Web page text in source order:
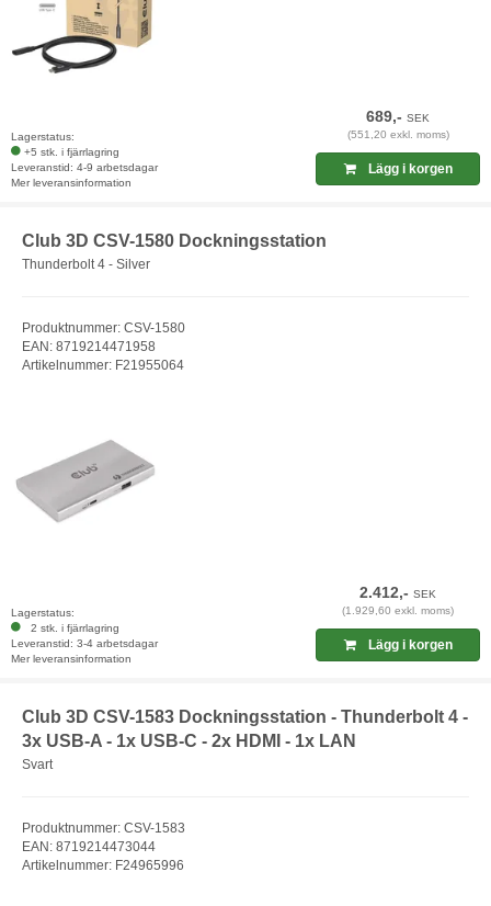
Lagerstatus:
+5 stk. i fjärrlagring
Leveranstid: 4-9 arbetsdagar
Mer leveransinformation
689,-SEK
(551,20 exkl. moms)
Lägg i korgen
Club 3D CSV-1580 Dockningsstation
Thunderbolt 4 - Silver
Produktnummer: CSV-1580
EAN: 8719214471958
Artikelnummer: F21955064
Lagerstatus:
2 stk. i fjärrlagring
Leveranstid: 3-4 arbetsdagar
Mer leveransinformation
2.412,-SEK
(1.929,60 exkl. moms)
Lägg i korgen
Club 3D CSV-1583 Dockningsstation - Thunderbolt 4 -
3x USB-A - 1x USB-C - 2x HDMI - 1x LAN
Svart
Produktnummer: CSV-1583
EAN: 8719214473044
Artikelnummer: F24965996